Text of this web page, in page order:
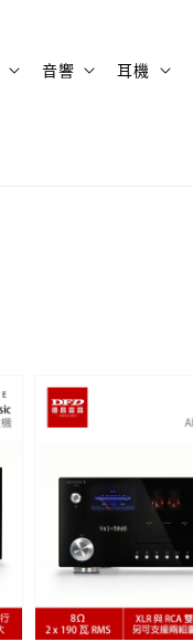
音響 耳機